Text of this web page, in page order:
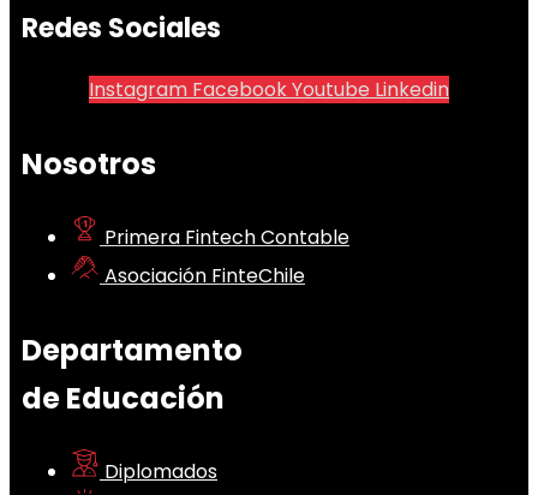
Redes Sociales
Instagram FacebookYoutube Linkedin
Nosotros
Primera Fintech Contable
Asociación FinteChile
Departamento
de Educación
Diplomados